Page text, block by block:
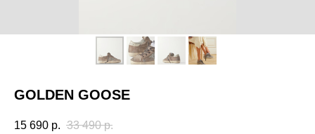
GOLDEN GOOSE
15 690 р. 33 490 р.